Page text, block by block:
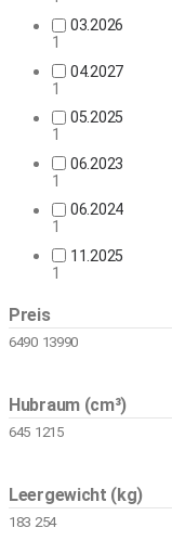
03.2026
1
04.2027
1
05.2025
1
06.2023
1
06.2024
1
11.2025
1
Preis
6490 13990
Hubraum (cm³)
645 1215
Leergewicht (kg)
183 254